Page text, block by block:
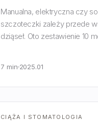
Manualna, elektryczna czy
szczoteczki zależy przede
dziąseł. Oto zestawienie 10
7 min 2025.01
CIĄŻA I STOMATOLOGIA